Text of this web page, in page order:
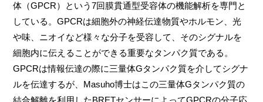
体（GPCR）という7回膜貫通型受容体の機能解析を専門と
している。GPCRは細胞外の神経伝達物質やホルモン、光
や味、ニオイなど様々な分子を受容して、そのシグナルを
細胞内に伝えることができる重要なタンパク質である。
GPCRは情報伝達の際に三量体Gタンパク質を介してシグナ
ルを伝達するが、Masuho博士はこの三量体Gタンパク質の